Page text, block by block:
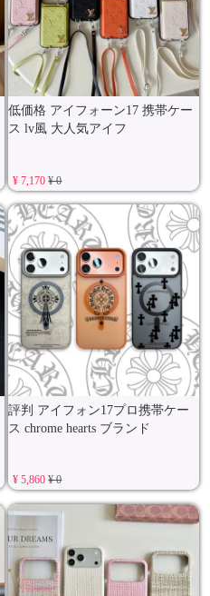
低価格 アイフォーン17 携帯ケー
ス lv風 大人気アイフ
¥ 7,170¥ 0
評判 アイフォン17プロ携帯ケー
ス chrome hearts ブランド
¥ 5,860¥ 0